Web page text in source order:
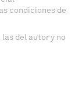
condiciones de
del autor y no